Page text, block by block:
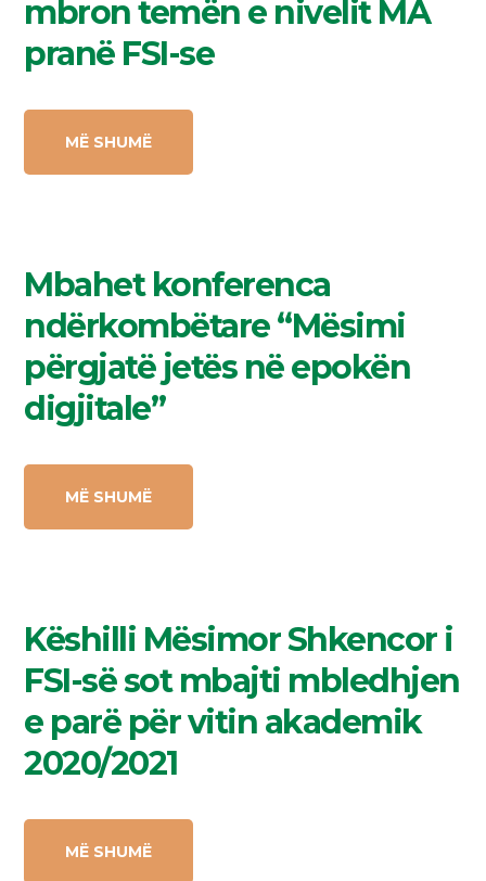
mbron temën e nivelit MA
pranë FSI-se
MË SHUMË
Mbahet konferenca
ndërkombëtare “Mësimi
përgjatë jetës në epokën
digjitale”
MË SHUMË
Këshilli Mësimor Shkencor i
FSI-së sot mbajti mbledhjen
e parë për vitin akademik
2020/2021
MË SHUMË